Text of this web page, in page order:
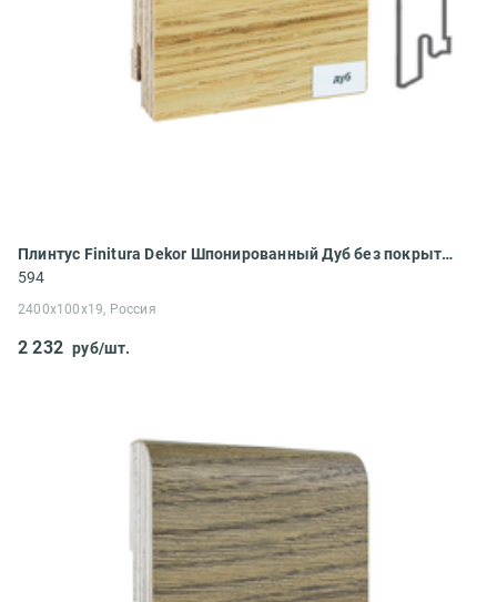
Плинтус Finitura Dekor Шпонированный Дуб без покрытия (под тонировку) фигурный 2400x100x19
594
2400x100x19, Россия
2 232 руб/шт.